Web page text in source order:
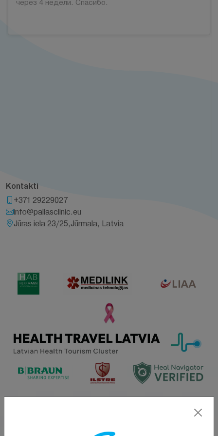
через 4 недели. Спасибо.
Kontakti
+371 29229027
info@pallasclinic.eu
Jūras iela 23/25,Jūrmala, Latvia